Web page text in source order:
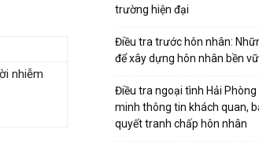
nhiễm
trường hiện đại
Điều tra trước hôn nhân:
để xây dựng hôn nhân bền
Điều tra ngoại tình Hải Phòng
minh thông tin khách quan,
quyết tranh chấp hôn nhân